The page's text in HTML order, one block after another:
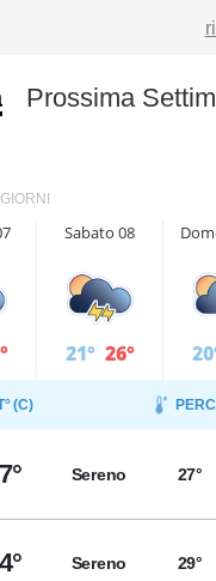
Prossima
Sabato 08
21° 26°
(C)
Sereno 27°
Sereno 29°